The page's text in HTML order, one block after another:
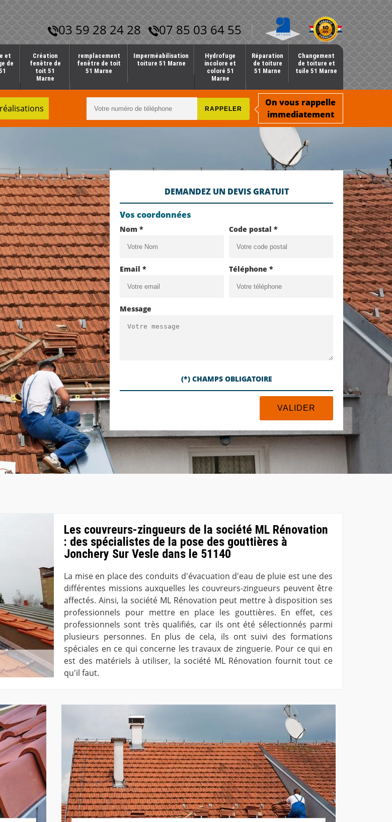
03 59 28 24 28 07 85 03 64 55
et
de
Création
fenêtre de
toit 51
Marne
remplacement
fenêtre de toit
51 Marne
Imperméabilisation
toiture 51 Marne
Hydrofuge
incolore et
coloré 51
Marne
Réparation
de toiture
51 Marne
Changement
de toiture et
tuile 51 Marne
On vous rappelle
immediatement
DEMANDEZ UN DEVIS GRATUIT
Vos coordonnées
Nom * Code postal *
Email * Téléphone *
Message
(*) CHAMPS OBLIGATOIRE
Les couvreurs-zingueurs de la société ML Rénovation
: des spécialistes de la pose des gouttières à
Jonchery Sur Vesle dans le 51140
La mise en place des conduits d'évacuation d'eau de pluie est une des
différentes missions auxquelles les couvreurs-zingueurs peuvent être
affectés. Ainsi, la société ML Rénovation peut mettre à disposition ses
professionnels pour mettre en place les gouttières. En effet, ces
professionnels sont très qualifiés, car ils ont été sélectionnés parmi
plusieurs personnes. En plus de cela, ils ont suivi des formations
spéciales en ce qui concerne les travaux de zinguerie. Pour ce qui en
est des matériels à utiliser, la société ML Rénovation fournit tout ce
qu'il faut.